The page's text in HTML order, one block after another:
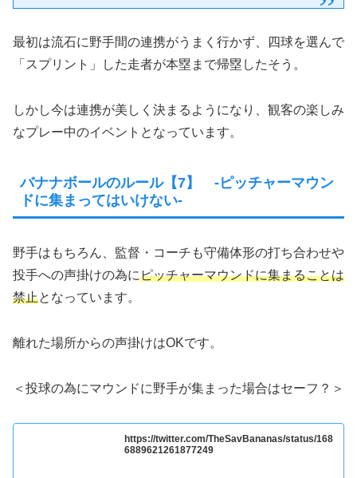
最初は流石に野手間の連携がうまく行かず、四球を選んで
「スプリント」した走者が本塁まで帰塁したそう。
しかし今は連携が美しく決まるようになり、観客の楽しみ
なプレー中のイベントとなっています。
バナナボールのルール【7】 -ピッチャーマウン
ドに集まってはいけない-
野手はもちろん、監督・コーチも守備体形の打ち合わせや
投手への声掛けの為にピッチャーマウンドに集まることは
禁止となっています。
離れた場所からの声掛けはOKです。
＜投球の為にマウンドに野手が集まった場合はセーフ？＞
https://twitter.com/TheSavBananas/status/168
6889621261877249